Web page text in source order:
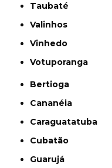
Taubaté
Valinhos
Vinhedo
Votuporanga
Bertioga
Cananéia
Caraguatatuba
Cubatão
Guarujá